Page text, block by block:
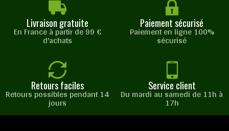
Livraison gratuite
En France à partir de 99 €
d'achats
Paiement sécurisé
Paiement en ligne 100%
sécurisé
Retours faciles
Retours possibles pendant 14
jours
Service client
Du mardi au samedi de 11h à
17h